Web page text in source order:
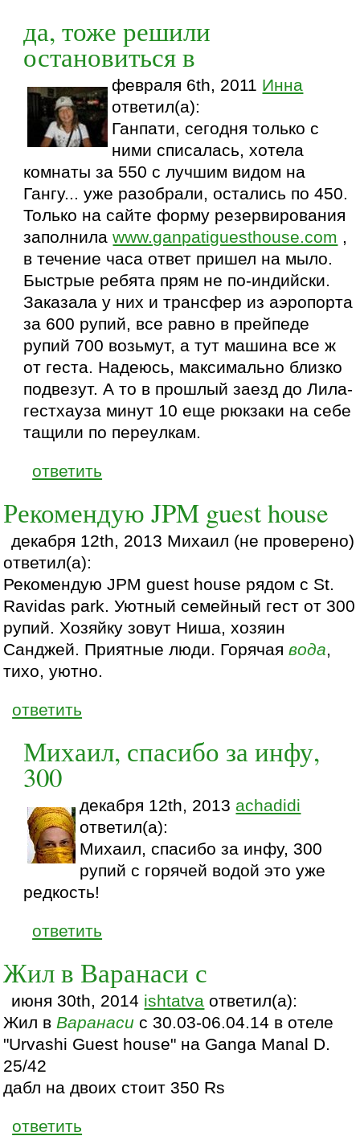
да, тоже решили
остановиться в
февраля 6th, 2011 Инна
ответил(а):
Ганпати, сегодня только с
ними списалась, хотела
комнаты за 550 с лучшим видом на
Гангу... уже разобрали, остались по 450.
Только на сайте форму резервирования
заполнилаwww.ganpatiguesthouse.com ,
в течение часа ответ пришел на мыло.
Быстрые ребята прям не по-индийски.
Заказала у них и трансфер из аэропорта
за 600 рупий, все равно в прейпеде
рупий 700 возьмут, а тут машина все ж
от геста. Надеюсь, максимально близко
подвезут. А то в прошлый заезд до Лила-
гестхауза минут 10 еще рюкзаки на себе
тащили по переулкам.
ответить
Рекомендую JPM guest house
декабря 12th, 2013 Михаил (не проверено)
ответил(а):
Рекомендую JPM guest house рядом с St.
Ravidas park. Уютный семейный гест от 300
рупий. Хозяйку зовут Ниша, хозяин
Санджей. Приятные люди. Горячаявода,
тихо, уютно.
ответить
Михаил, спасибо за инфу,
300
декабря 12th, 2013 achadidi
ответил(а):
Михаил, спасибо за инфу, 300
рупий с горячей водой это уже
редкость!
ответить
Жил в Варанаси с
июня 30th, 2014 ishtatva ответил(а):
Жил вВаранаси с 30.03-06.04.14 в отеле
"Urvashi Guest house" на Ganga Manal D.
25/42
дабл на двоих стоит 350 Rs
ответить